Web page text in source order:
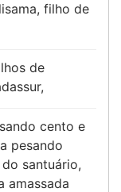
filho de
de
cento e
pesando
santuário,
amassada